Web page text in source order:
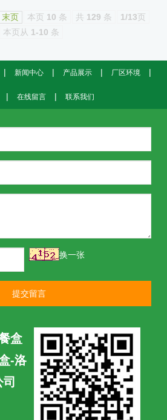
末页 本页 10 条 共 129 条 1/13页
本页从 1-10 条
| 新闻中心 | 产品展示 | 厂区环境 |
| 在线留言 | 联系我们
换一张
提交留言
盒
-洛